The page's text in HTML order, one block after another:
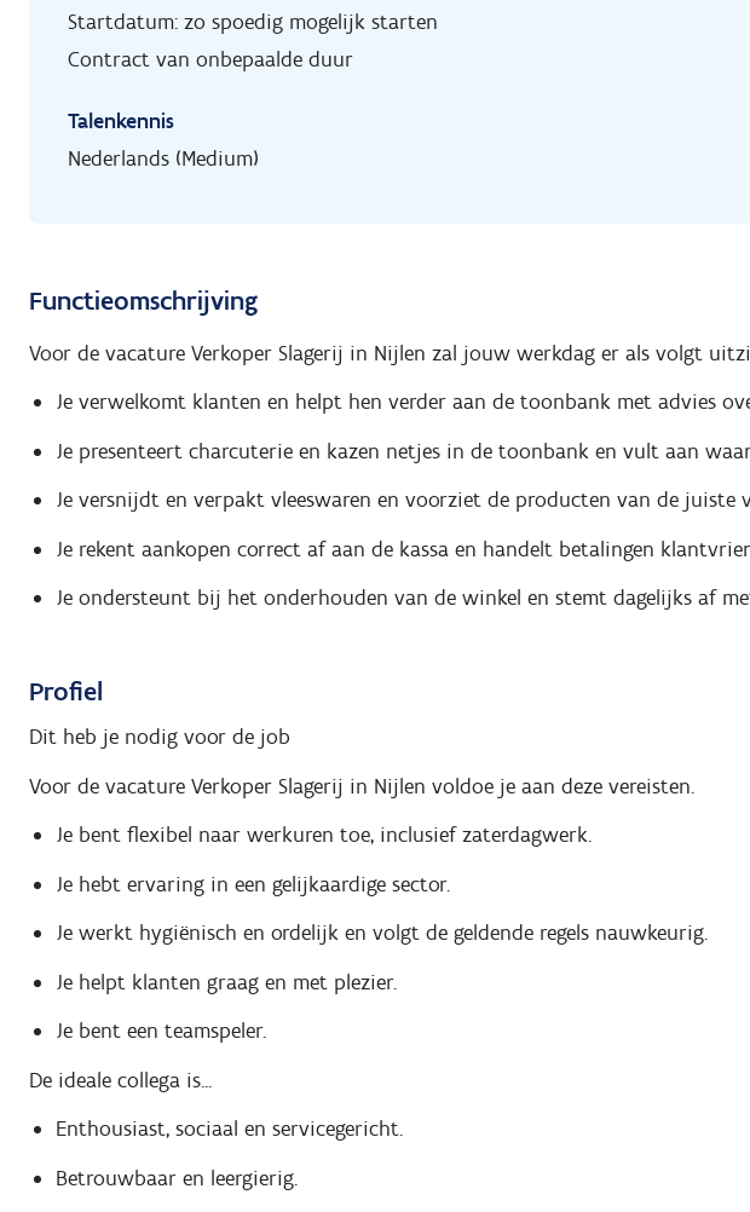
Startdatum: zo spoedig mogelijk starten
Contract van onbepaalde duur
Talenkennis
Nederlands (Medium)
Functieomschrijving
Voor de vacature Verkoper Slagerij in Nijlen zal jouw werkdag er als volgt
Je verwelkomt klanten en helpt hen verder aan de toonbank met advies
Je presenteert charcuterie en kazen netjes in de toonbank en vult aan
Je versnijdt en verpakt vleeswaren en voorziet de producten van de juiste
Je rekent aankopen correct af aan de kassa en handelt betalingen
Je ondersteunt bij het onderhouden van de winkel en stemt dagelijks af met
Profiel
Dit heb je nodig voor de job
Voor de vacature Verkoper Slagerij in Nijlen voldoe je aan deze vereisten.
Je bent flexibel naar werkuren toe, inclusief zaterdagwerk.
Je hebt ervaring in een gelijkaardige sector.
Je werkt hygiënisch en ordelijk en volgt de geldende regels nauwkeurig.
Je helpt klanten graag en met plezier.
Je bent een teamspeler.
De ideale collega is...
Enthousiast, sociaal en servicegericht.
Betrouwbaar en leergierig.